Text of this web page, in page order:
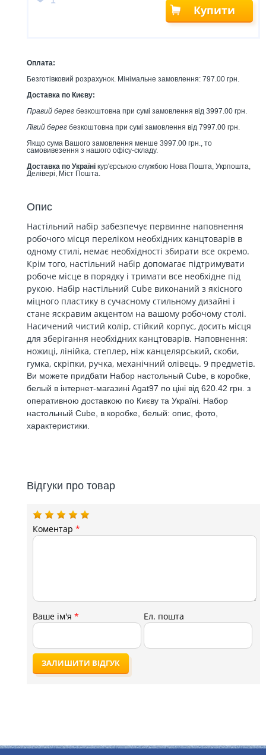
Купити
Оплата:
Безготівковий розрахунок. Мінімальне замовлення: 797.00 грн.
Доставка по Києву:
Правий берег безкоштовна при сумі замовлення від 3997.00 грн.
Лівий берег безкоштовна при сумі замовлення від 7997.00 грн.
Якщо сума Вашого замовлення менше 3997.00 грн., то
самовивезення з нашого офісу-складу.
Доставка по Україні кур'єрською службою Нова Пошта, Укрпошта,
Делівері, Міст Пошта.
Опис
Настільний набір забезпечує первинне наповнення
робочого місця переліком необхідних канцтоварів в
одному стилі, немає необхідності збирати все окремо.
Крім того, настільний набір допомагає підтримувати
робоче місце в порядку і тримати все необхідне під
рукою. Набір настільний Cube виконаний з якісного
міцного пластику в сучасному стильному дизайні і
стане яскравим акцентом на вашому робочому столі.
Насичений чистий колір, стійкий корпус, досить місця
для зберігання необхідних канцтоварів. Наповнення:
ножиці, лінійка, степлер, ніж канцелярський, скоби,
гумка, скріпки, ручка, механічний олівець. 9 предметів.
Ви можете придбати Набор настольный Cube, в коробке,
белый в інтернет-магазині Agat97 по ціні від 620.42 грн. з
оперативною доставкою по Києву та Україні. Набор
настольный Cube, в коробке, белый: опис, фото,
характеристики.
Відгуки про товар
Коментар*
Ваше ім'я* Ел. пошта
ЗАЛИШИТИ ВІДГУК